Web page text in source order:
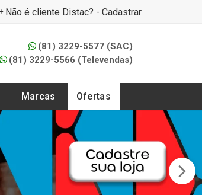
Não é cliente Distac? - Cadastrar
(81) 3229-5577 (SAC)
(81) 3229-5566 (Televendas)
Marcas Ofertas